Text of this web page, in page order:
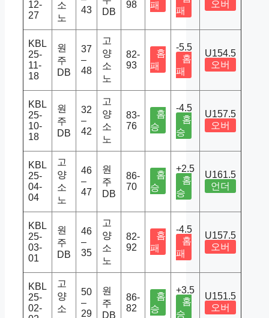
12-
27
소
노
43
DB
98
패
패
오버
KBL
25-
11-
18
원
주
DB
37
–
48
고
양
소
노
82-
93
홈
패
-5.5
홈
패
U154.5
오버
KBL
25-
10-
18
원
주
DB
32
–
42
고
양
소
노
83-
76
홈
승
-4.5
홈
승
U157.5
오버
KBL
25-
04-
04
고
양
소
노
46
–
47
원
주
DB
86-
70
홈
승
+2.5
홈
승
U161.5
언더
KBL
25-
03-
01
원
주
DB
46
–
35
고
양
소
노
82-
92
홈
패
-4.5
홈
패
U157.5
오버
KBL
25-
02-
고
양
소
50
–
29
원
주
DB
86-
82
홈
승
+3.5
홈
승
U151.5
오버